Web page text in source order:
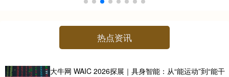
热点资讯
大牛网 WAIC 2026探展｜具身智能：从“能运动”到“能干